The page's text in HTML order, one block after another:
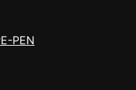
PEN